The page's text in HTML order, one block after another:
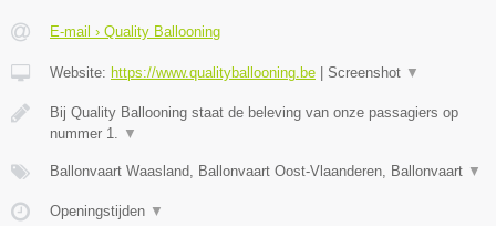
E-mail › Quality Ballooning
Website: https://www.qualityballooning.be | Screenshot ▼
Bij Quality Ballooning staat de beleving van onze passagiers op
nummer 1.
▼
Ballonvaart Waasland, Ballonvaart Oost-Vlaanderen, Ballonvaart ▼
Openingstijden ▼